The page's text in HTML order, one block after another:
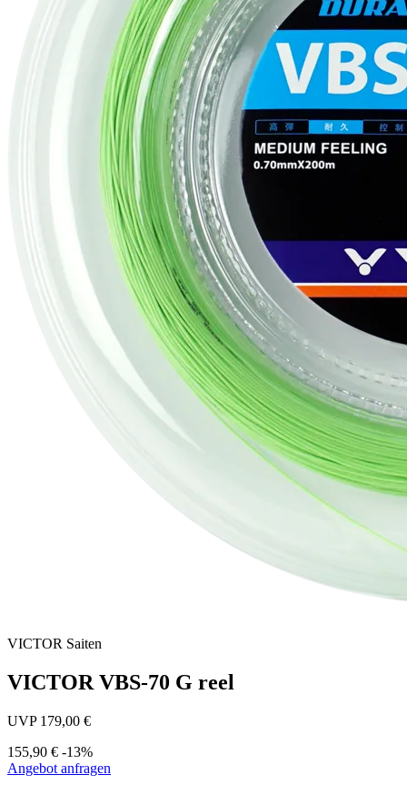
VICTOR Saiten
VICTOR VBS-70 G reel
UVP 179,00 €
155,90 € -13%
Angebot anfragen